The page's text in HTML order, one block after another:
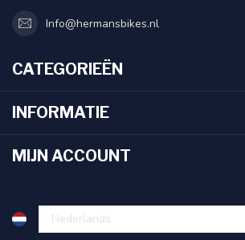
Info@hermansbikes.nl
CATEGORIEËN
INFORMATIE
MIJN ACCOUNT